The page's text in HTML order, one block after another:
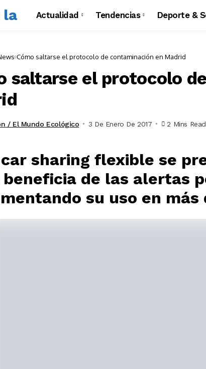
Actualidad Tendencias Deporte &
Cómo saltarse el protocolo de contaminación en Madrid
saltarse el protocolo
/ El Mundo Ecológico 3 De Enero De 2017 2 Mins Read
sharing flexible se
beneficia de las alertas
su uso en más